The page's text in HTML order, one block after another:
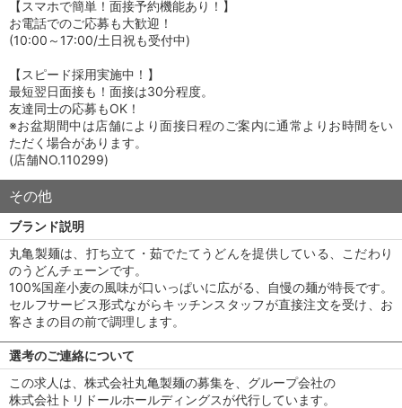
【スマホで簡単！面接予約機能あり！】
お電話でのご応募も大歓迎！
(10:00～17:00/土日祝も受付中)
【スピード採用実施中！】
最短翌日面接も！面接は30分程度。
友達同士の応募もOK！
※お盆期間中は店舗により面接日程のご案内に通常よりお時間をい
ただく場合があります。
(店舗NO.110299)
その他
ブランド説明
丸亀製麺は、打ち立て・茹でたてうどんを提供している、こだわり
のうどんチェーンです。
100%国産小麦の風味が口いっぱいに広がる、自慢の麺が特長です。
セルフサービス形式ながらキッチンスタッフが直接注文を受け、お
客さまの目の前で調理します。
選考のご連絡について
この求人は、株式会社丸亀製麺の募集を、グループ会社の
株式会社トリドールホールディングスが代行しています。